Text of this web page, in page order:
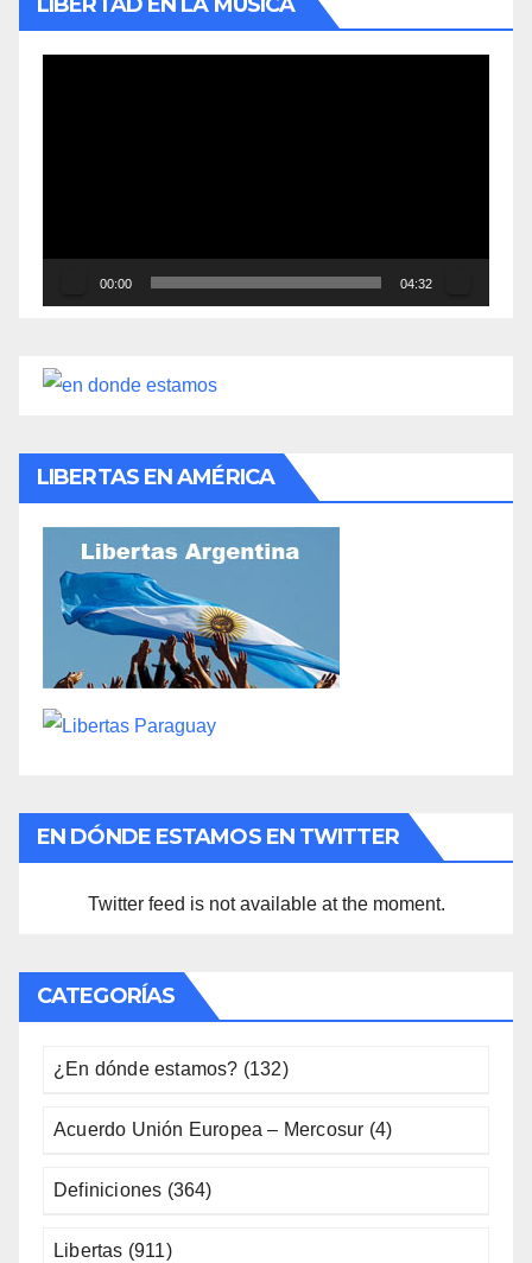
00:00 04:32
LIBERTAS EN AMÉRICA
EN DÓNDE ESTAMOS EN TWITTER
Twitter feed is not available at the moment.
CATEGORÍAS
¿En dónde estamos? (132)
Acuerdo Unión Europea – Mercosur (4)
Definiciones (364)
Libertas (911)